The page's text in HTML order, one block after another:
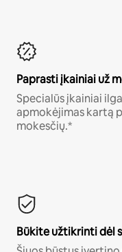
Paprasti įkainiai už
Specialūs įkainiai
apmokėjimas kartą
mokesčių.*
Būkite užtikrinti dėl